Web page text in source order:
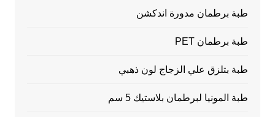
طبة برطمان مدورة اندكشن
طبة برطمان PET
طبة بتلزق علي الزجاج لون ذهبي
طبة المونيا لبرطمان بلاستيك 5 سم